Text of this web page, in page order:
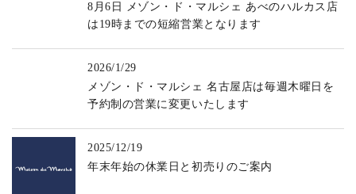
8月6日 メゾン・ド・マルシェ あべのハルカス店
は19時までの短縮営業となります
2026/1/29
メゾン・ド・マルシェ 名古屋店は毎週木曜日を
予約制の営業に変更いたします
2025/12/19
年末年始の休業日と初売りのご案内